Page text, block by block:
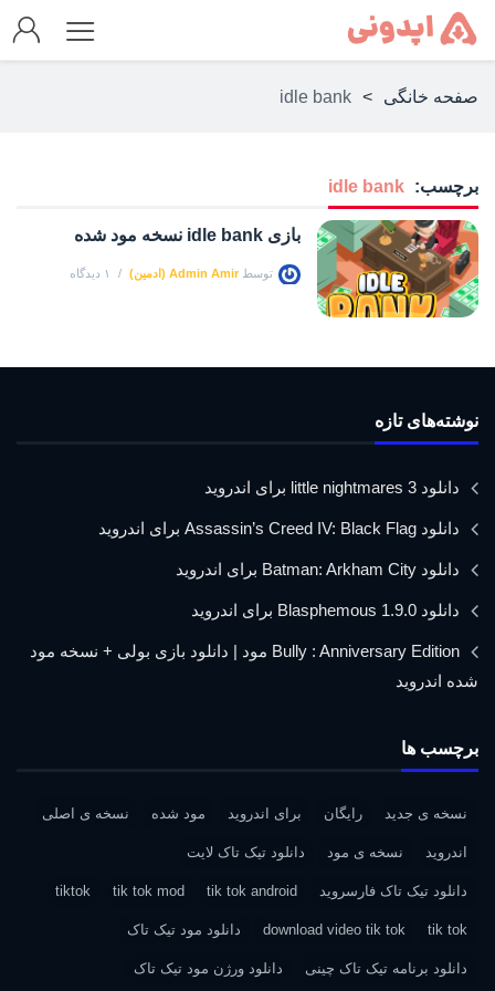
صفحه خانگی >
idle bank
برچسب: idle bank
بازی idle bank نسخه مود شده
توسط Admin Amir (ادمین) ۱ دیدگاه
نوشته‌های تازه
دانلود little nightmares 3 برای اندروید
دانلود Assassin’s Creed IV: Black Flag برای اندروید
دانلود Batman: Arkham City برای اندروید
دانلود Blasphemous 1.9.0 برای اندروید
Bully : Anniversary Edition مود | دانلود بازی بولی + نسخه مود
شده اندروید
برچسب ها
نسخه ی جدید رایگان برای اندروید مود شده نسخه ی اصلی
اندروید نسخه ی مود دانلود تیک تاک لایت
دانلود تیک تاک فارسروید tik tok android
tik tok mod
tiktok
tik tok
download video tik tok دانلود مود تیک تاک
دانلود برنامه تیک تاک چینی دانلود ورژن مود تیک تاک